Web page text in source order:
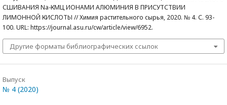
СШИВАНИЯ Nа-КМЦ ИОНАМИ АЛЮМИНИЯ В ПРИСУТСТВИИ
ЛИМОННОЙ КИСЛОТЫ // Химия растительного сырья, 2020. № 4. С. 93-
100. URL: https://journal.asu.ru/cw/article/view/6952.
Другие форматы библиографических ссылок
Выпуск
№ 4 (2020)